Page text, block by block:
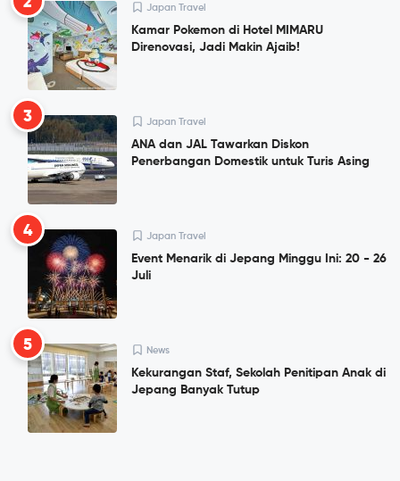
Japan Travel
Kamar Pokemon di Hotel MIMARU
Direnovasi, Jadi Makin Ajaib!
3 Japan Travel
ANA dan JAL Tawarkan Diskon
Penerbangan Domestik untuk Turis Asing
4 Japan Travel
Event Menarik di Jepang Minggu Ini: 20 - 26
Juli
5 News
Kekurangan Staf, Sekolah Penitipan Anak di
Jepang Banyak Tutup